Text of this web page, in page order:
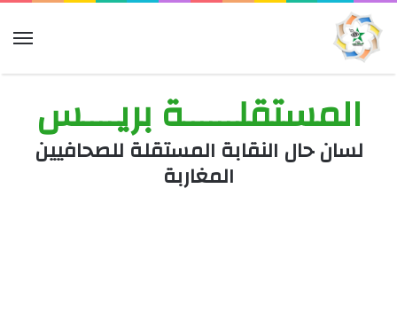
المستقلــــــة بريــــس
لسان حال النقابة المستقلة للصحافيين
المغاربة